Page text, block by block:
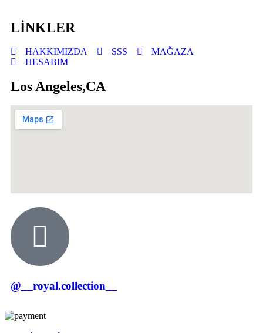
LİNKLER
HAKKIMIZDA SSS
MAĞAZA
HESABIM
Los Angeles,CA
@__royal.collection__